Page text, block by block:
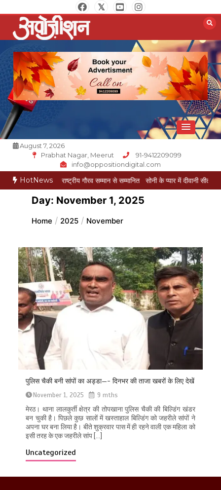
to
content
Opposition Digital
August 7, 2026
Prabhat Nagar, Meerut
91-9412209099
info@oppositiondigital.com
HotNews
गोयल राष्ट्रीय गौरव सम्मान से सम्मानित सोनी के प्यार में दीवानी सीता पहुंची मेरठ
Day: November 1, 2025
Home 2025 November
पुलिस चैकी बनी सांपों का अड्डा—- दिनभर की ताजा खबरों के लिए देखें
November 1, 2025
9 mths
मेरठ। थाना लालकुर्ती क्षेत्र की तोपखाना पुलिस चैकी की बिल्डिंग खंडर
बन चुकी है। पिछले कुछ सालों में खस्ताहाल बिल्डिंग को जहरीले सांपों ने
अपना घर बना लिया है। बीते शुक्रवार पास में ही रहने वाली एक महिला को
इसी तरह के एक जहरीले सांप […]
Uncategorized